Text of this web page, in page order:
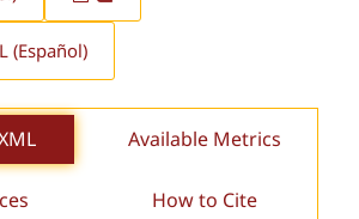
(Español)
Available Metrics
How to Cite